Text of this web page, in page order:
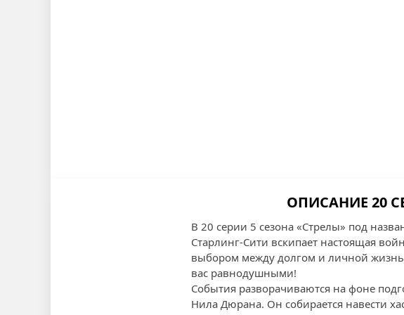
ОПИСАНИЕ 20
В 20 серии 5 сезона «Стрелы» под
Старлинг-Сити вскипает настоящая
выбором между долгом и личной
вас равнодушными!
События разворачиваются на фоне
Нила Дюрана. Он собирается навести